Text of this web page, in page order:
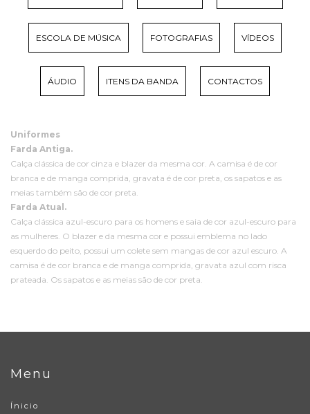
ESCOLA DE MÚSICA FOTOGRAFIAS VÍDEOS
ÁUDIO ITENS DA BANDA CONTACTOS
Uniformes
Farda Antiga.
Calça clássica de cor cinza e blazer da mesma cor. A camisa é de cor
branca e de manga comprida, gravata é de cor preta, os sapatos e as
meias também são de cor preta.
Farda Atual.
Calça clássica azul-escuro para os homens e saia de cor azul-escuro para
as mulheres. O blazer e da mesma cor e possui emblema no lado
esquerdo do peito, possui um colete sem mangas de cor azul escuro. A
camisa é de cor branca e de manga comprida, gravata azul com risca
prateada. Os sapatos e as meias são de cor preta.
Menu
Ínicio